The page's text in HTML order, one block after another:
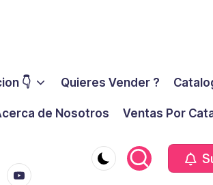
👇 Quieres Vender ?
de Nosotros Ventas Por